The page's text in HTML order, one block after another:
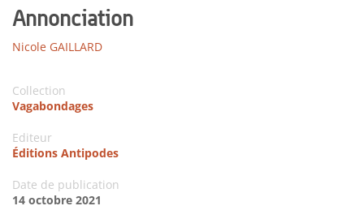
Annonciation
Nicole GAILLARD
Collection
Vagabondages
Editeur
Éditions Antipodes
Date de publication
14 octobre 2021